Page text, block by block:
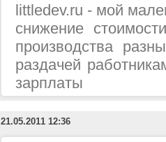
littledev.ru - мой
снижение
производства
раздачей
зарплаты
21.05.2011 12:36